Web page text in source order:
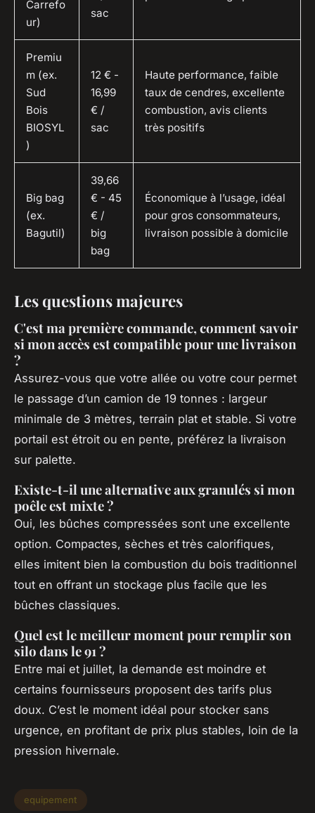
Carrefo
ur)
sac
Premiu
m (ex.
Sud
Bois
BIOSYL
)
12 € -
16,99
€ /
sac
Haute performance, faible
taux de cendres, excellente
combustion, avis clients
très positifs
Big bag
(ex.
Bagutil)
39,66
€ - 45
€ /
big
bag
Économique à l’usage, idéal
pour gros consommateurs,
livraison possible à domicile
Les questions majeures
C'est ma première commande, comment savoir
si mon accès est compatible pour une livraison
?
Assurez-vous que votre allée ou votre cour permet
le passage d’un camion de 19 tonnes : largeur
minimale de 3 mètres, terrain plat et stable. Si votre
portail est étroit ou en pente, préférez la livraison
sur palette.
Existe-t-il une alternative aux granulés si mon
poêle est mixte ?
Oui, les bûches compressées sont une excellente
option. Compactes, sèches et très calorifiques,
elles imitent bien la combustion du bois traditionnel
tout en offrant un stockage plus facile que les
bûches classiques.
Quel est le meilleur moment pour remplir son
silo dans le 91 ?
Entre mai et juillet, la demande est moindre et
certains fournisseurs proposent des tarifs plus
doux. C’est le moment idéal pour stocker sans
urgence, en profitant de prix plus stables, loin de la
pression hivernale.
equipement